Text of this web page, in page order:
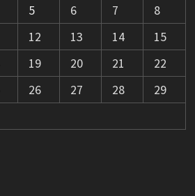
5 6 7
8
12 13 14
15
19 20 21
22
26 27 28
29